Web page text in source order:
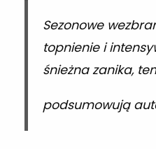
Sezonowe
topnienie i
śnieżna zanika,
podsumowują